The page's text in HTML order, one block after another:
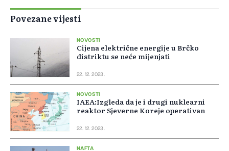
Povezane vijesti
NOVOSTI
Cijena električne energije u Brčko
distriktu se neće mijenjati
22. 12. 2023.
NOVOSTI
IAEA:Izgleda da je i drugi nuklearni
reaktor Sjeverne Koreje operativan
22. 12. 2023.
NAFTA